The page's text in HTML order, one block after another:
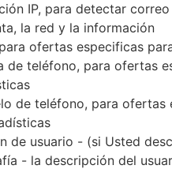
Página principal →Serie
IP, para detectar
la red y la información
ofertas especificas
de teléfono, para ofertas
de teléfono, para
de usuario - (si Usted
- la descripción del